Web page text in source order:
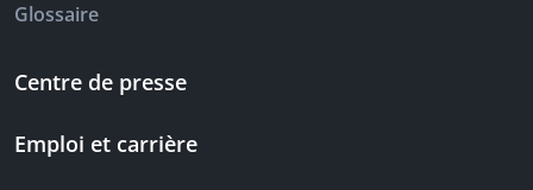
Glossaire
Centre de presse
Emploi et carrière